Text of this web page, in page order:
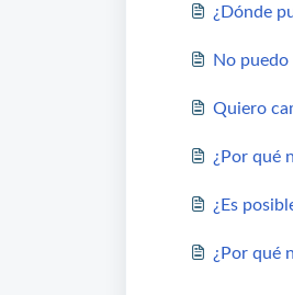
¿Dónde
No
Quiero
¿Por qué
¿Es
¿Por qué